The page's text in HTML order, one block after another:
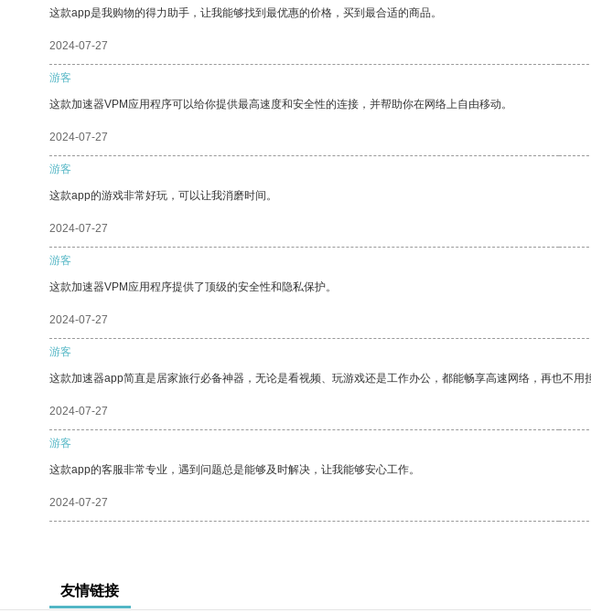
这款app是我购物的得力助手，让我能够找到最优惠的价格，买到最合适的商品。
2024-07-27
游客
这款加速器VPM应用程序可以给你提供最高速度和安全性的连接，并帮助你在网络上自由移动。
2024-07-27
游客
这款app的游戏非常好玩，可以让我消磨时间。
2024-07-27
游客
这款加速器VPM应用程序提供了顶级的安全性和隐私保护。
2024-07-27
游客
这款加速器app简直是居家旅行必备神器，无论是看视频、玩游戏还是工作办公，都能畅享高速网络，再也不
2024-07-27
游客
这款app的客服非常专业，遇到问题总是能够及时解决，让我能够安心工作。
2024-07-27
友情链接